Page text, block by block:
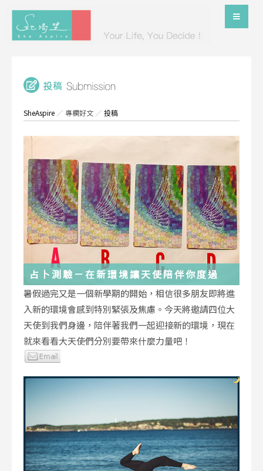
SheAspire ／專欄好文 ／投稿
占卜測驗－在新環境讓天使陪伴你度過
暑假過完又是一個新學期的開始，相信很多朋友即將進
入新的環境會感到特別緊張及焦慮。今天將邀請四位大
天使到我們身邊，陪伴著我們一起迎接新的環境，現在
就來看看大天使們分別要帶來什麼力量吧！